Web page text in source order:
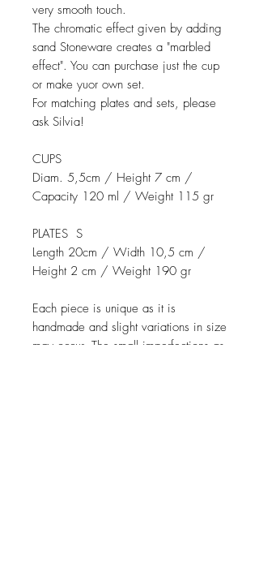
very smooth touch.
The chromatic effect given by adding
sand Stoneware creates a "marbled
effect". You can purchase just the cup
or make yuor own set.
For matching plates and sets, please
ask Silvia!
CUPS
Diam. 5,5cm / Height 7 cm /
Capacity 120 ml / Weight 115 gr
PLATES S
Length 20cm / Width 10,5 cm /
Height 2 cm / Weight 190 gr
Each piece is unique as it is
handmade and slight variations in size
may occur. The small imperfections as